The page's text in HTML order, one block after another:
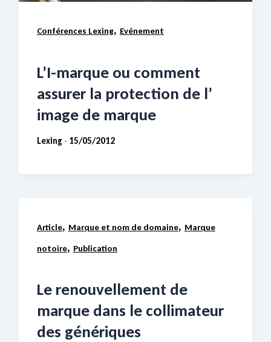
Conférences Lexing, Evénement
L’I-marque ou comment
assurer la protection de l’
image de marque
Lexing - 15/05/2012
Article, Marque et nom de domaine, Marque
notoire, Publication
Le renouvellement de
marque dans le collimateur
des génériques